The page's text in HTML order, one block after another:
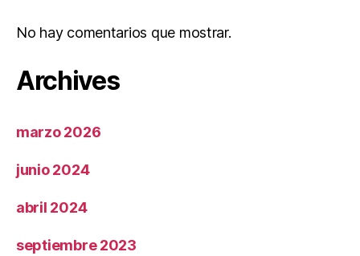
No hay comentarios que mostrar.
Archives
marzo 2026
junio 2024
abril 2024
septiembre 2023